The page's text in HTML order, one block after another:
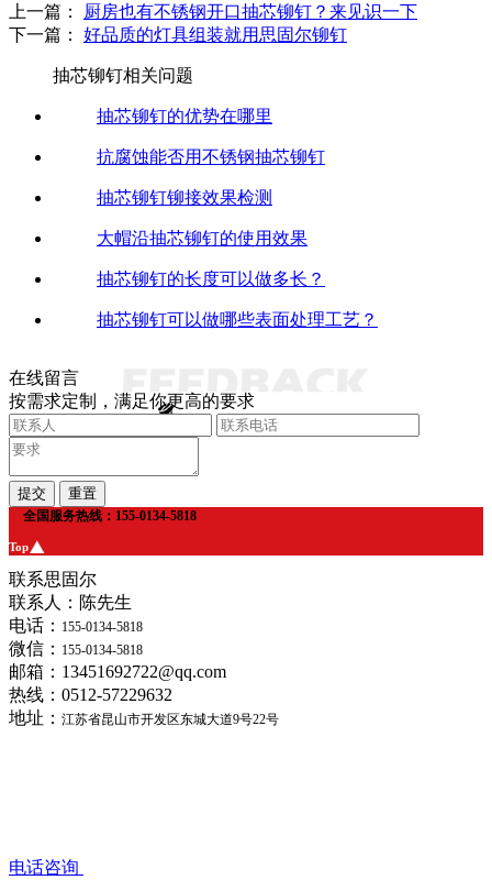
上一篇：
厨房也有不锈钢开口抽芯铆钉？来见识一下
下一篇：
好品质的灯具组装就用思固尔铆钉
抽芯铆钉相关问题
抽芯铆钉的优势在哪里
抗腐蚀能否用不锈钢抽芯铆钉
抽芯铆钉铆接效果检测
大帽沿抽芯铆钉的使用效果
抽芯铆钉的长度可以做多长？
抽芯铆钉可以做哪些表面处理工艺？
在线留言
按需求定制，满足你更高的要求
全国服务热线：155-0134-5818
Top
联系思固尔
联系人：陈先生
电话： 155-0134-5818
微信： 155-0134-5818
邮箱：13451692722@qq.com
热线：0512-57229632
地址： 江苏省昆山市开发区东城大道9号22号
电话咨询